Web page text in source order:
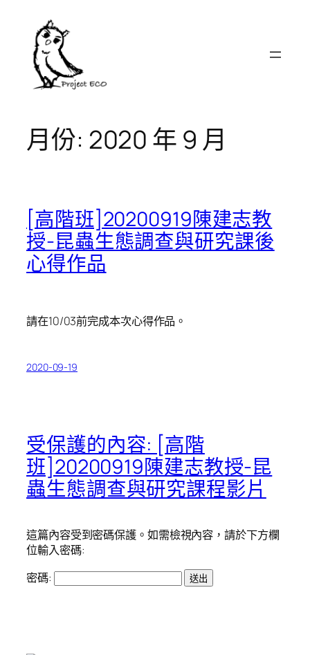
月份: 2020 年 9 月
[高階班]20200919陳建志教
授-昆蟲生態調查與研究課後
心得作品
請在10/03前完成本次心得作品。
2020-09-19
受保護的內容: [高階
班]20200919陳建志教授-昆
蟲生態調查與研究課程影片
這篇內容受到密碼保護。如需檢視內容，請於下方欄
位輸入密碼:
密碼: